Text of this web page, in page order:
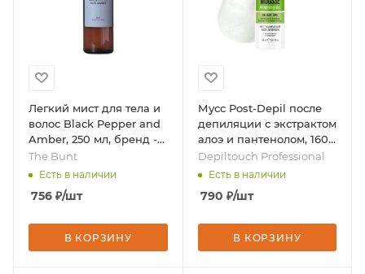
Легкий мист для тела и
волос Black Pepper and
Amber, 250 мл, бренд -
The Bunt
The Bunt
Есть в наличии
756 ₽/шт
В КОРЗИНУ
Мусс Post-Depil после
депиляции с экстрактом
алоэ и пантенолом, 160
мл, бренд - Depiltouch
Professional
Depiltouch Professional
Есть в наличии
790 ₽/шт
В КОРЗИНУ